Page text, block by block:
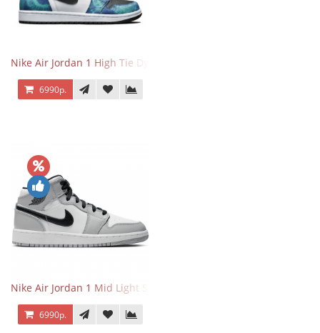
Nike Air Jordan 1 High Tie Dye
6990р.
Nike Air Jordan 1 Mid Light Smoke Grey
6990р.